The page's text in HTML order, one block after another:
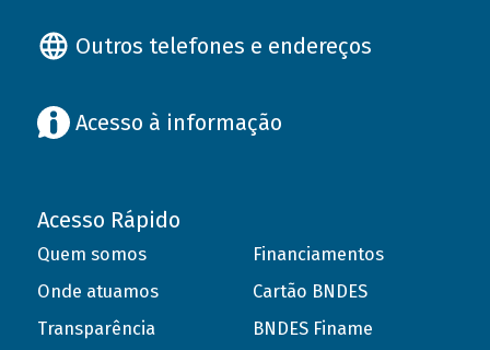
Outros telefones e endereços
Acesso à informação
Acesso Rápido
Quem somos
Onde atuamos
Transparência
Financiamentos
Cartão BNDES
BNDES Finame